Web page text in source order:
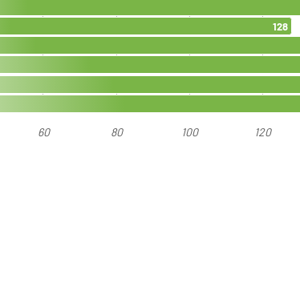
60 80 100 120
128